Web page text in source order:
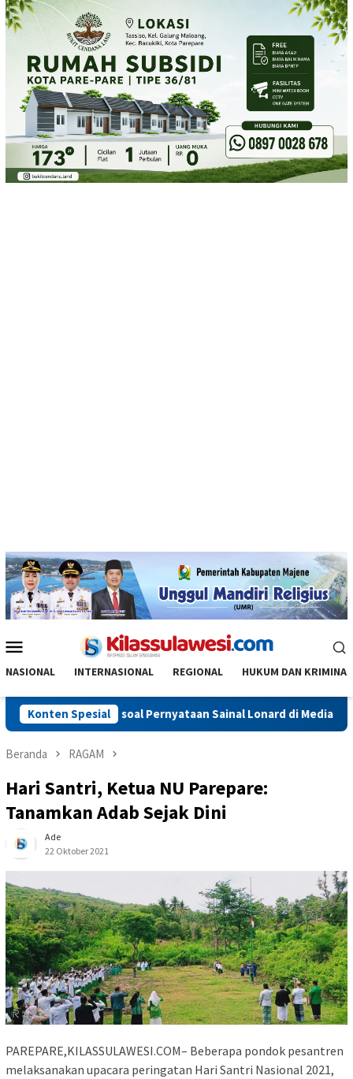
Loncat
ke
Mobile
NASIONAL INTERNASIONAL REGIONAL HUKUM DAN KRIMINAL
Konten Spesial
Hak Jawab soal Pernyataan Sainal Lonard di Media Online
Beranda RAGAM
Hari Santri, Ketua NU Parepare:
Tanamkan Adab Sejak Dini
Ade
22 Oktober 2021
PAREPARE,KILASSULAWESI.COM– Beberapa pondok pesantren
melaksanakan upacara peringatan Hari Santri Nasional 2021,